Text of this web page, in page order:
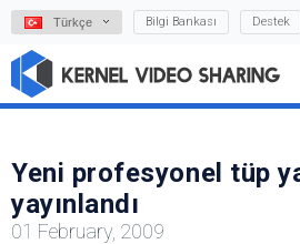
Türkçe Bilgi Bankası Destek
Yeni profesyonel tüp
yayınlandı
01 February, 2009